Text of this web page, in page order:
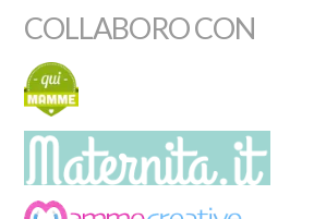
COLLABORO CON